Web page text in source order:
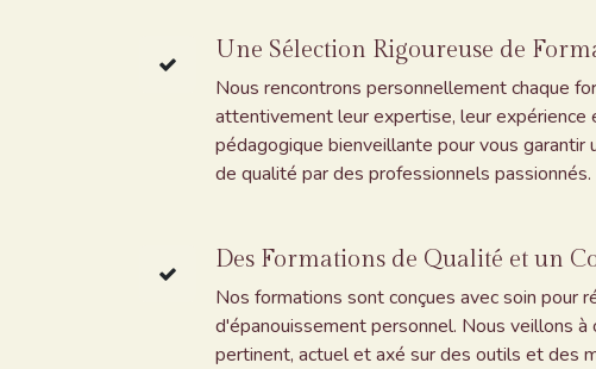
Une Sélection Rigoureuse de
Nous rencontrons personnellement chaque
attentivement leur expertise, leur expérience
pédagogique bienveillante pour vous garantir
de qualité par des professionnels passionnés.
Des Formations de Qualité et un
Nos formations sont conçues avec soin pour
d'épanouissement personnel. Nous veillons
pertinent, actuel et axé sur des outils et des